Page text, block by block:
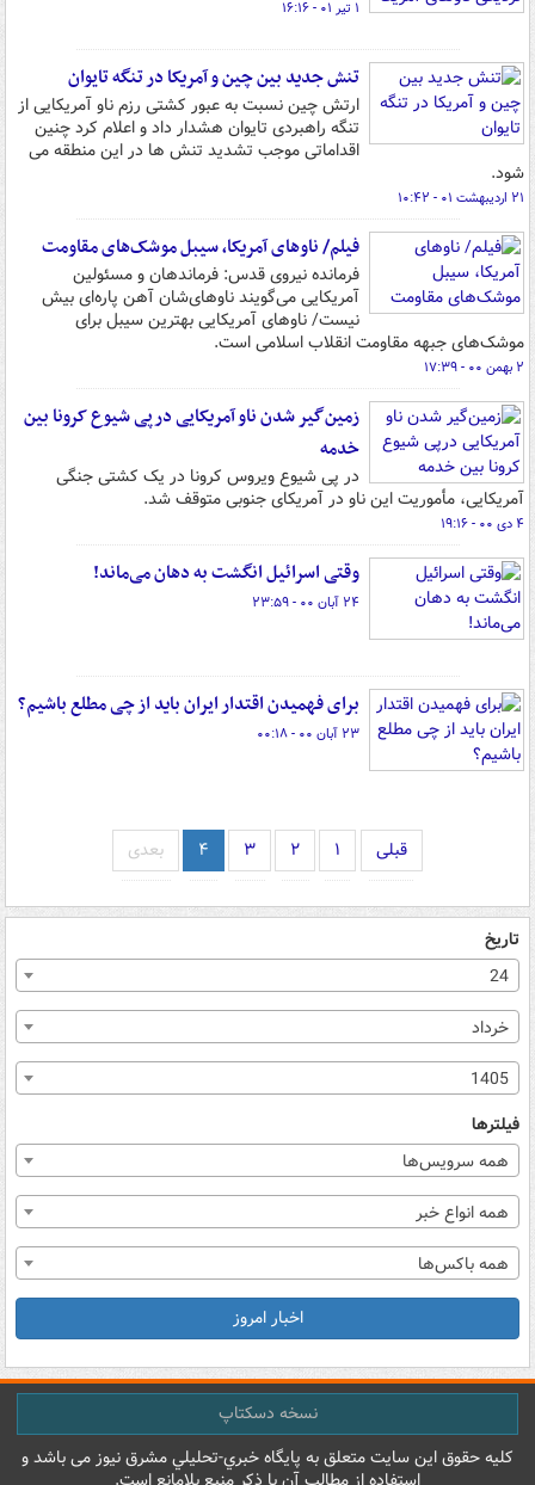
۱ تیر ۰۱ - ۱۶:۱۶
تنش جدید بین چین و آمریکا در تنگه تایوان
ارتش چین نسبت به عبور کشتی رزم ناو آمریکایی از
تنگه راهبردی تایوان هشدار داد و اعلام کرد چنین
اقداماتی موجب تشدید تنش ها در این منطقه می
شود.
۲۱ اردیبهشت ۰۱ - ۱۰:۴۲
فیلم/ ناوهای آمریکا، سیبل موشک‌های مقاومت
فرمانده نیروی قدس: فرماندهان و مسئولین
آمریکایی می‌گویند ناوهای‌شان آهن پاره‌ای بیش
نیست/ ناوهای آمریکایی بهترین سیبل برای
موشک‌های جبهه مقاومت انقلاب اسلامی است.
۲ بهمن ۰۰ - ۱۷:۳۹
زمین‌گیر شدن ناو آمریکایی درپی شیوع کرونا بین
خدمه
در پی شیوع ویروس کرونا در یک کشتی جنگی
آمریکایی، مأموریت این ناو در آمریکای جنوبی متوقف شد.
۴ دی ۰۰ - ۱۹:۱۶
وقتی اسرائیل انگشت به دهان می‌ماند!
۲۴ آبان ۰۰ - ۲۳:۵۹
برای فهمیدن اقتدار ایران باید از چی مطلع باشیم؟
۲۳ آبان ۰۰ - ۰۰:۱۸
قبلی ۱ ۲ ۳ ۴ بعدی
تاریخ
24
خرداد
1405
فیلترها
همه سرویس‌ها
همه انواع خبر
همه باکس‌ها
اخبار امروز
نسخه دسکتاپ
کليه حقوق اين سايت متعلق به پایگاه خبري-تحليلي مشرق نيوز می باشد و